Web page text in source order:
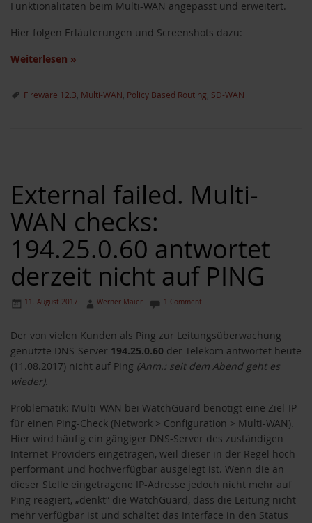
Funktionalitäten beim Multi-WAN angepasst und erweitert.
Hier folgen Erläuterungen und Screenshots dazu:
Weiterlesen »
Fireware 12.3 Multi-WAN Policy Based Routing SD-WAN
External failed. Multi-
WAN checks:
194.25.0.60 antwortet
derzeit nicht auf PING
11. August 2017 Werner Maier 1 Comment
Der von vielen Kunden als Ping zur Leitungsüberwachung
genutzte DNS-Server 194.25.0.60 der Telekom antwortet heute
(11.08.2017) nicht auf Ping (Anm.: seit dem Abend geht es
wieder).
Problematik: Multi-WAN bei WatchGuard benötigt eine Ziel-IP
für einen Ping-Check (Network > Configuration > Multi-WAN).
Hier wird häufig ein gängiger DNS-Server des zuständigen
Internet-Providers eingetragen, weil dieser in der Regel hoch
performant und hochverfügbar ausgelegt ist. Wenn die an
dieser Stelle eingetragene IP-Adresse jedoch nicht mehr auf
Ping reagiert, „denkt“ die WatchGuard, dass die Leitung nicht
mehr verfügbar ist und schaltet das Interface in den Status